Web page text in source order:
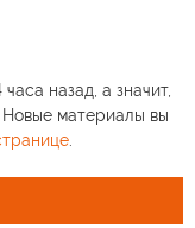
назад, а значит,
материалы вы
.